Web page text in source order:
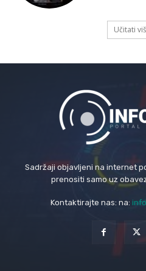
Učitati
Sadržaji objavljeni na internet
prenositi samo uz
Kontaktirajte nas: na: